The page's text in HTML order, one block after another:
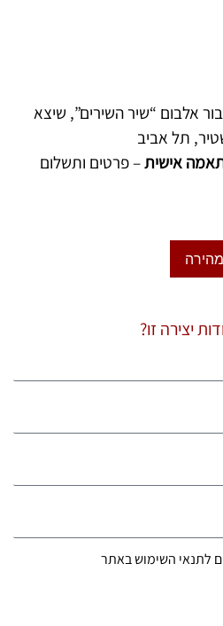
אלבום “שיר השירים”, שיצא
תל אביב
אישית– פרטים ותשלום
יצירה זו?
לתנאי השימוש באתר